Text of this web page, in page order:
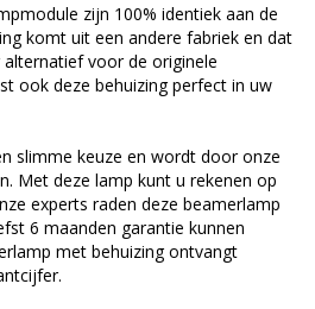
zijn 100% identiek aan de
komt uit een andere fabriek en dat
voor de originele
ook deze behuizing perfect in uw
slimme keuze en wordt door onze
Met deze lamp kunt u rekenen op
experts raden deze beamerlamp
6 maanden garantie kunnen
met behuizing ontvangt